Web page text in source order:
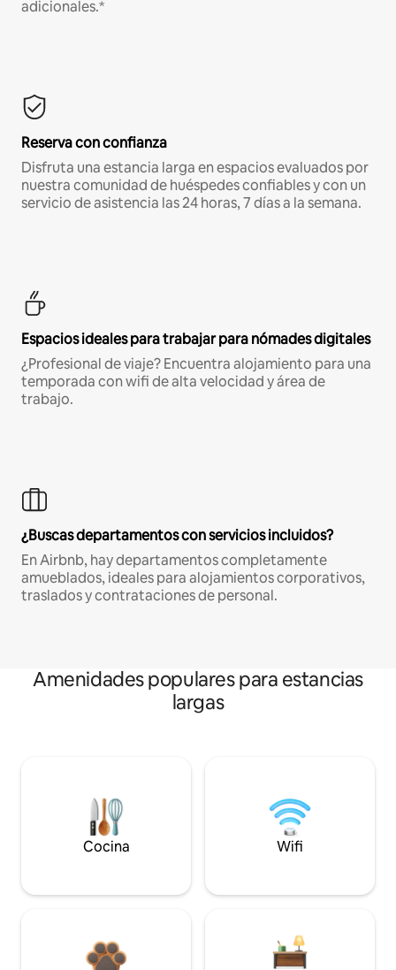
adicionales.*
Reserva con confianza
Disfruta una estancia larga en espacios evaluados por
nuestra comunidad de huéspedes confiables y con un
servicio de asistencia las 24 horas, 7 días a la semana.
Espacios ideales para trabajar para nómades digitales
¿Profesional de viaje? Encuentra alojamiento para una
temporada con wifi de alta velocidad y área de
trabajo.
¿Buscas departamentos con servicios incluidos?
En Airbnb, hay departamentos completamente
amueblados, ideales para alojamientos corporativos,
traslados y contrataciones de personal.
Amenidades populares para estancias
largas
Cocina Wifi